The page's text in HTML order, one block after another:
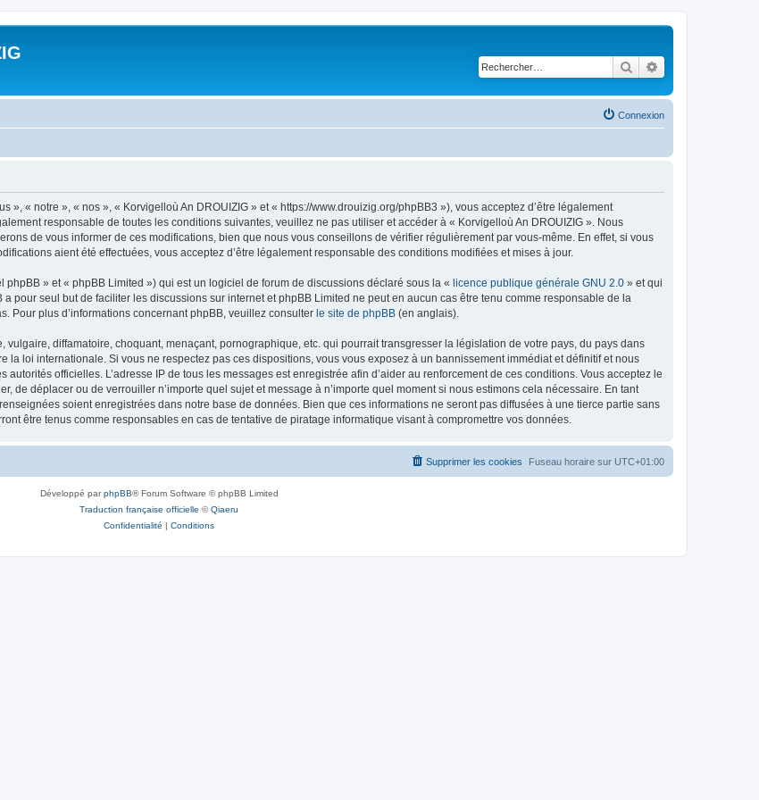
Rechercher
Connexion
», « notre », « nos », « Korvigelloù An DROUIZIG » et « https://www.drouizig.org/phpBB3 »), vous acceptez d’être légalement
responsable de toutes les conditions suivantes, veuillez ne pas utiliser et accéder à « Korvigelloù An DROUIZIG ». Nous
de vous informer de ces modifications, bien que nous vous conseillons de vérifier régulièrement par vous-même. En effet, si vous
aient été effectuées, vous acceptez d’être légalement responsable des conditions modifiées et mises à jour.
» et « phpBB Limited ») qui est un logiciel de forum de discussions déclaré sous la « licence publique générale GNU 2.0 » et qui
pour seul but de faciliter les discussions sur internet et phpBB Limited ne peut en aucun cas être tenu comme responsable de la
Pour plus d’informations concernant phpBB, veuillez consulter le site de phpBB (en anglais).
diffamatoire, choquant, menaçant, pornographique, etc. qui pourrait transgresser la législation de votre pays, du pays dans
la loi internationale. Si vous ne respectez pas ces dispositions, vous vous exposez à un bannissement immédiat et définitif et nous
autorités officielles. L’adresse IP de tous les messages est enregistrée afin d’aider au renforcement de ces conditions. Vous acceptez le
de déplacer ou de verrouiller n’importe quel sujet et message à n’importe quel moment si nous estimons cela nécessaire. En tant
soient enregistrées dans notre base de données. Bien que ces informations ne seront pas diffusées à une tierce partie sans
être tenus comme responsables en cas de tentative de piratage informatique visant à compromettre vos données.
Fuseau horaire sur UTC+01:00
Supprimer les cookies
Développé parphpBB® Forum Software © phpBB Limited
Traduction française officielle ©Qiaeru
Confidentialité | Conditions